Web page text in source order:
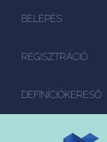
BELÉPÉS
REGISZTRÁCIÓ
DEFINÍCIÓKERESŐ